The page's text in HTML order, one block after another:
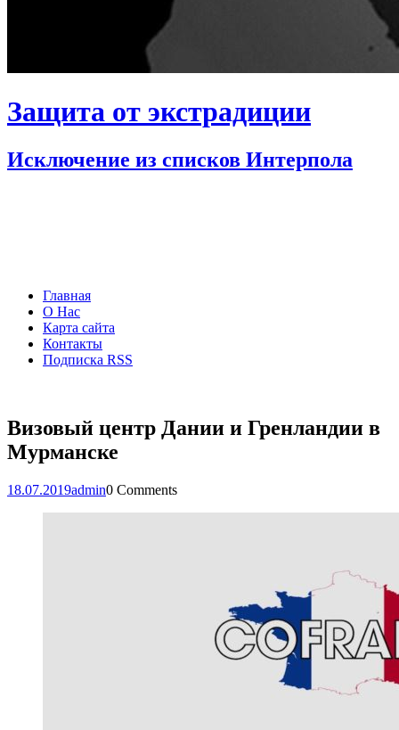
Защита от экстрадиции
Исключение из списков Интерпола
Главная
О Нас
Карта сайта
Контакты
Подписка RSS
Визовый центр Дании и Гренландии в
Мурманске
18.07.2019admin0 Comments